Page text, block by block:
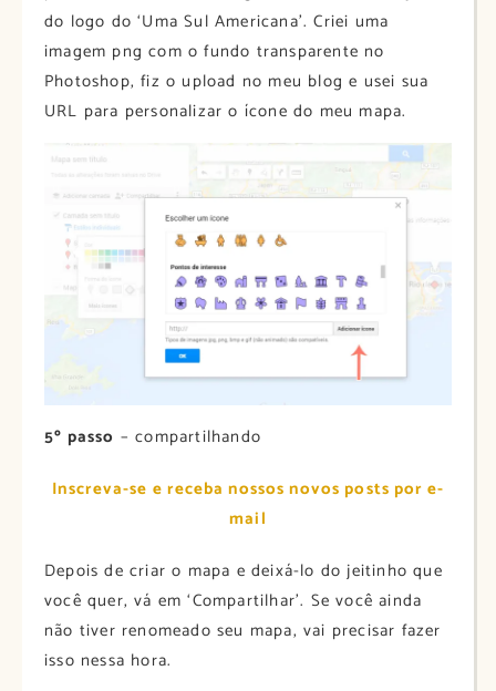
do logo do ‘Uma Sul Americana’. Criei uma
imagem png com o fundo transparente no
Photoshop, fiz o upload no meu blog e usei sua
URL para personalizar o ícone do meu mapa.
5º passo – compartilhando
Inscreva-se e receba nossos novos posts por e-
mail
Depois de criar o mapa e deixá-lo do jeitinho que
você quer, vá em ‘Compartilhar’. Se você ainda
não tiver renomeado seu mapa, vai precisar fazer
isso nessa hora.